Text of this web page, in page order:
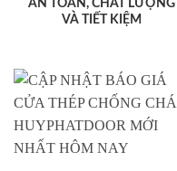
AN TOÀN, CHẤT LƯỢNG
VÀ TIẾT KIỆM